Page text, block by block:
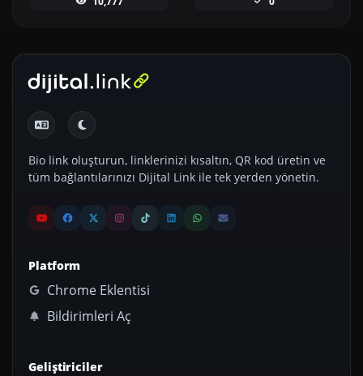
Bio link oluşturun, linklerinizi kısaltın, QR kod üretin ve
tüm bağlantılarınızı Dijital Link ile tek yerden yönetin.
Platform
Chrome Eklentisi
Bildirimleri Aç
Geliştiriciler